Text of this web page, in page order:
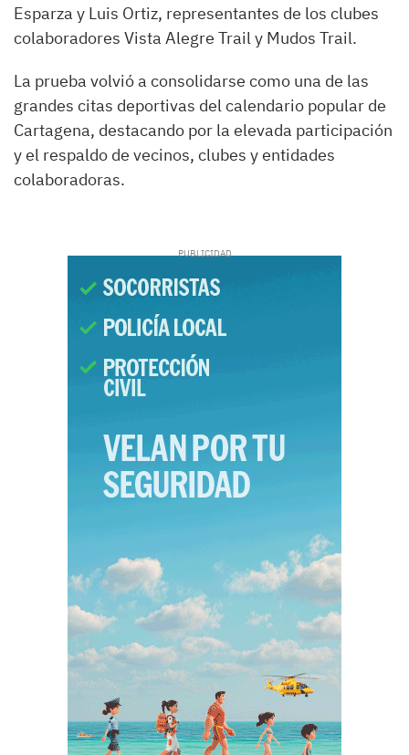
Esparza y Luis Ortiz, representantes de los clubes
colaboradores Vista Alegre Trail y Mudos Trail.
La prueba volvió a consolidarse como una de las
grandes citas deportivas del calendario popular de
Cartagena, destacando por la elevada participación
y el respaldo de vecinos, clubes y entidades
colaboradoras.